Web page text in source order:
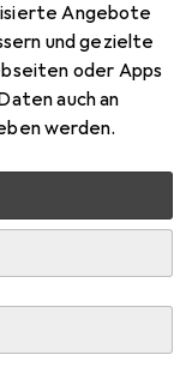
Angebote
und gezielte
oder Apps
auch an
werden.
Weidmüller